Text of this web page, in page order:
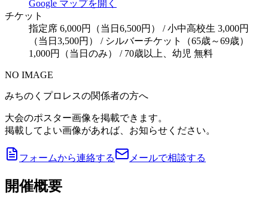
Google マップを開く
チケット
指定席 6,000円（当日6,500円） / 小中高校生 3,000円
（当日3,500円） / シルバーチケット（65歳～69歳）
1,000円（当日のみ） / 70歳以上、幼児 無料
NO IMAGE
みちのくプロレスの関係者の方へ
大会のポスター画像を掲載できます。
掲載してよい画像があれば、お知らせください。
フォームから連絡する メールで相談する
開催概要